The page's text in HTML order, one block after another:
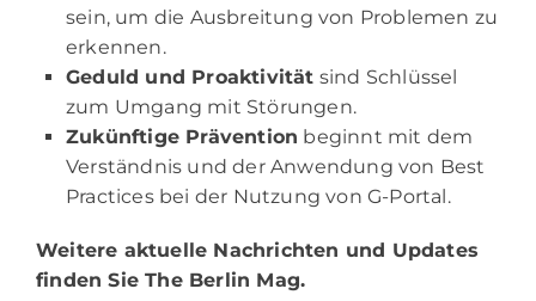
sein, um die Ausbreitung von Problemen zu
erkennen.
Geduld und Proaktivität sind Schlüssel
zum Umgang mit Störungen.
Zukünftige Prävention beginnt mit dem
Verständnis und der Anwendung von Best
Practices bei der Nutzung von G-Portal.
Weitere aktuelle Nachrichten und Updates
finden SieThe Berlin Mag.